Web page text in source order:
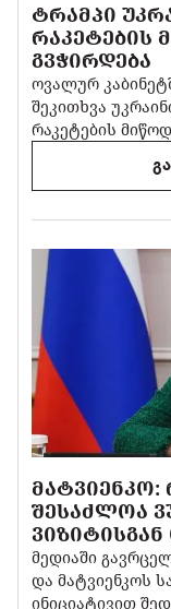
ᲢᲠᲐᲛᲞᲘ
ᲠᲐᲙᲔᲢᲔᲑᲘᲡ
ᲒᲕᲭᲘᲠᲓᲔᲑᲐ
ოვალურ
შეკითხვა
რაკეტების
ᲨᲔᲡᲐᲫᲚᲝᲐ
ᲕᲘᲖᲘᲢᲘᲡᲒᲐᲜ
მედიაში
და მატვიენკოს
ინიციატივით